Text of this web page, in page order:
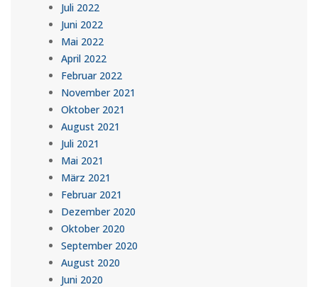
Juli 2022
Juni 2022
Mai 2022
April 2022
Februar 2022
November 2021
Oktober 2021
August 2021
Juli 2021
Mai 2021
März 2021
Februar 2021
Dezember 2020
Oktober 2020
September 2020
August 2020
Juni 2020